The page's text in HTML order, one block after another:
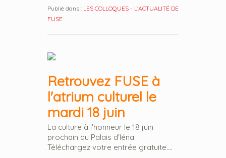
Publié dans : LES COLLOQUES - L'ACTUALITÉ DE
FUSE
Retrouvez FUSE à
l'atrium culturel le
mardi 18 juin
La culture à l'honneur le 18 juin
prochain au Palais d'Iéna.
Téléchargez votre entrée gratuite....